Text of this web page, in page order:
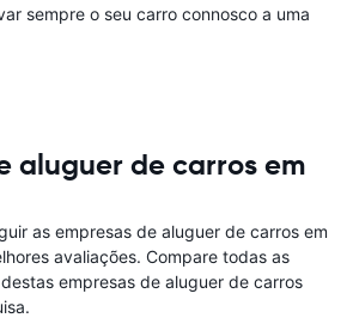
sempre o seu carro connosco a uma
aluguer de carros em
as empresas de aluguer de carros em
avaliações. Compare todas as
empresas de aluguer de carros